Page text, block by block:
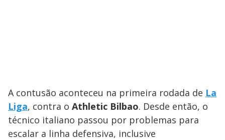
A contusão aconteceu na primeira rodada de La
Liga, contra o Athletic Bilbao. Desde então, o
técnico italiano passou por problemas para
escalar a linha defensiva, inclusive